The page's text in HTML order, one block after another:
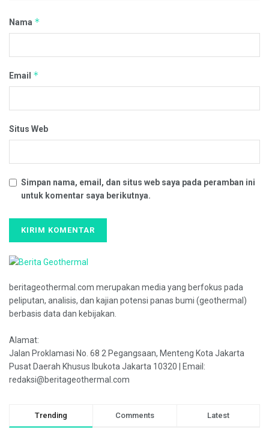
Nama *
Email *
Situs Web
Simpan nama, email, dan situs web saya pada peramban ini
untuk komentar saya berikutnya.
beritageothermal.com merupakan media yang berfokus pada
peliputan, analisis, dan kajian potensi panas bumi (geothermal)
berbasis data dan kebijakan.
Alamat:
Jalan Proklamasi No. 68 2 Pegangsaan, Menteng Kota Jakarta
Pusat Daerah Khusus Ibukota Jakarta 10320 | Email:
redaksi@beritageothermal.com
Trending Comments Latest